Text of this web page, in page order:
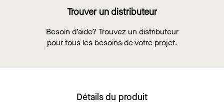
Trouver un distributeur
Besoin d’aide? Trouvez un distributeur
pour tous les besoins de votre projet.
Détails du produit